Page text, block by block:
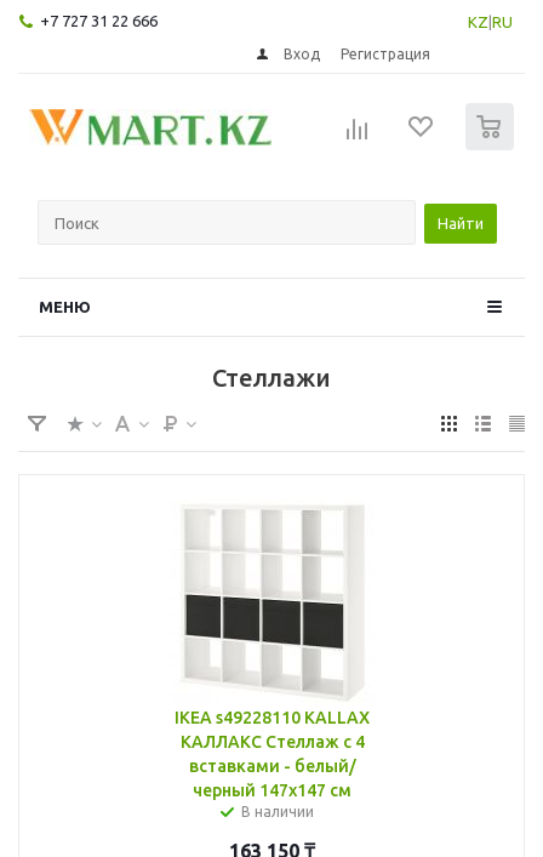
+7 727 31 22 666 KZ RU
Вход Регистрация
Найти
МЕНЮ
Стеллажи
IKEA s49228110 KALLAX
КАЛЛАКС Стеллаж с 4
вставками - белый/
черный 147x147 см
В наличии
163 150 ₸